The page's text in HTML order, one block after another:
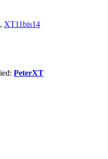
, XT11bis14
PeterXT